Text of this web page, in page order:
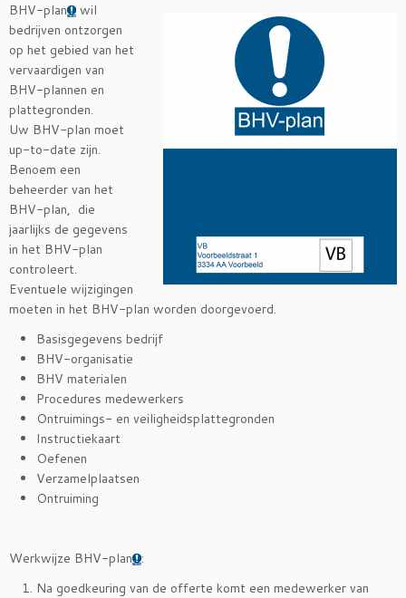
BHV-plan
wil
bedrijven ontzorgen
op het gebied van het
vervaardigen van
BHV-plannen en
plattegronden.
Uw BHV-plan moet
up-to-date zijn.
Benoem een
beheerder van het
BHV-plan, die
jaarlijks de gegevens
in het BHV-plan
controleert.
Eventuele wijzigingen
moeten in het BHV-plan worden doorgevoerd.
Basisgegevens bedrijf
BHV-organisatie
BHV materialen
Procedures medewerkers
Ontruimings- en veiligheidsplattegronden
Instructiekaart
Oefenen
Verzamelplaatsen
Ontruiming
Werkwijze BHV-plan :
Na goedkeuring van de offerte komt een medewerker van